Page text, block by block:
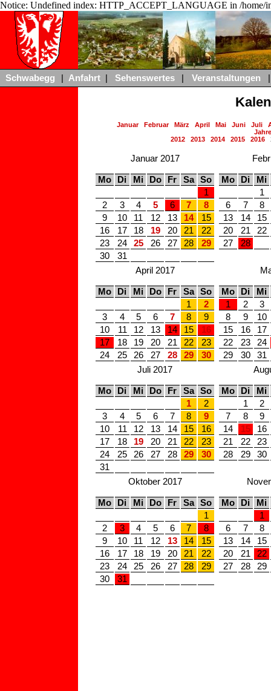
Notice: Undefined index: HTTP_ACCEPT_LANGUAGE in /home/
Schwabegg Anfahrt Sehenswertes Veranstaltungen
Januar Februar März April Mai Juni Juli
2012
2013 2014 2015 2016
Januar 2017
Mo Di Mi Do Fr Sa
So
1
2
3 4 5 6 7
8
9
10 11 12 13 14
15
16
17 18 19 20 21
22
23
24 25 26 27 28
29
30
31
Mo Di
Mi
1
6
7
8
13
14
15
20
21
22
27
28
April 2017
Mo Di Mi Do Fr Sa
So
1
2
3
4 5 6 7 8
9
10
11 12 13 14 15
16
17
18 19 20 21 22
23
24
25 26 27 28 29 30
Mo Di
Mi
1
2
3
8
9
10
15
16
17
22
23
24
29
30
31
Juli 2017
Mo Di Mi Do Fr Sa
So
1
2
3
4 5 6 7 8
9
10
11 12 13 14 15
16
17
18 19 20 21 22
23
24
25 26 27 28 29
30
31
Mo Di
Mi
1
2
7
8
9
14
15
16
21
22
23
28
29 30
Oktober 2017
Mo Di Mi Do Fr Sa
So
1
2
3 4 5 6 7
8
9
10 11 12 13 14
15
16
17 18 19 20 21
22
23
24 25 26 27 28
29
30
31
Mo Di
Mi
1
6
7
8
13
14
15
20
21
22
27
28 29